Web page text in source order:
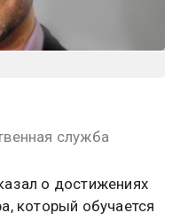
служба
о достижениях
который обучается